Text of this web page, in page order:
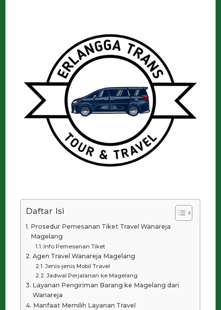
Daftar Isi
Prosedur Pemesanan Tiket Travel Wanareja
Magelang
Info Pemesanan Tiket
Agen Travel Wanareja Magelang
Jenis-jenis Mobil Travel
Jadwal Perjalanan ke Magelang
Layanan Pengiriman Barang ke Magelang dari
Wanareja
Manfaat Memilih Layanan Travel